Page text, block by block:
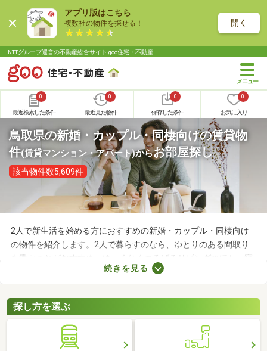
アプリ版はこちら
複数社の物件を探せる！ 開く
NTTグループ運営の不動産総合サイト goo住宅・不動産
0
最近検索した条件
0
最近見た物件
0
保存した条件
0
お気に入り
鳥取県の新婚・カップル・同棲向けの賃貸物
件(賃貸マンション・アパート)からお部屋探し
該当物件数5,609件
2人で新生活を始める方におすすめの新婚・カップル・同棲向け
の物件を紹介します。2人で暮らすのなら、ゆとりのある間取り
を選ぶことがおすすめ。ゆっくりくつろげるリビングのほか、寝
室や収納スペースを確保できる物件を選べば、長く快適に暮らせ
てチェックしてみてくださいね。
続きを見る
探し方を選ぶ